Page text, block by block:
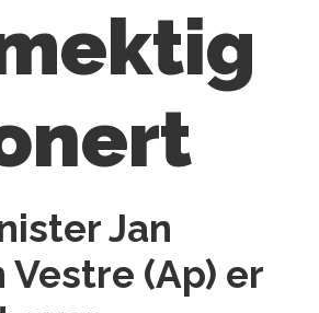
Jan
Vestre (Ap) er